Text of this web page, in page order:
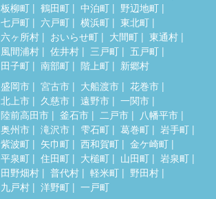
板柳町
鶴田町 中泊町
野辺地町
七戸町
六戸町 横浜町
東北町
六ヶ所村
おいらせ町 大間町
東通村
風間浦村
佐井村 三戸町
五戸町
田子町
南部町 階上町 新郷村
盛岡市 宮古市 大船渡市
花巻市
北上市
久慈市 遠野市
一関市
陸前高田市
釜石市 二戸市
八幡平市
奥州市
滝沢市 雫石町 葛巻町
岩手町
紫波町
矢巾町 西和賀町
金ケ崎町
平泉町
住田町 大槌町 山田町
岩泉町
田野畑村
普代村 軽米町
野田村
九戸村
洋野町 一戸町